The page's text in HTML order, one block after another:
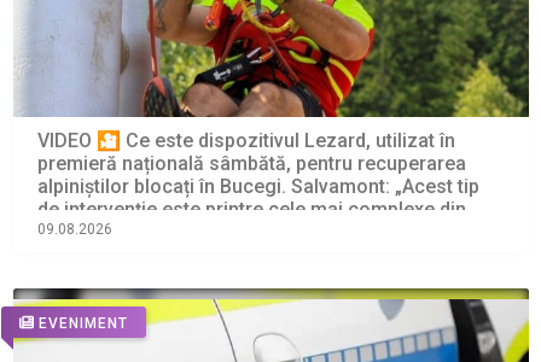
VIDEO 🎦 Ce este dispozitivul Lezard, utilizat în
premieră națională sâmbătă, pentru recuperarea
alpiniștilor blocați în Bucegi. Salvamont: „Acest tip
de intervenție este printre cele mai complexe din
salvarea montană”
09.08.2026
EVENIMENT